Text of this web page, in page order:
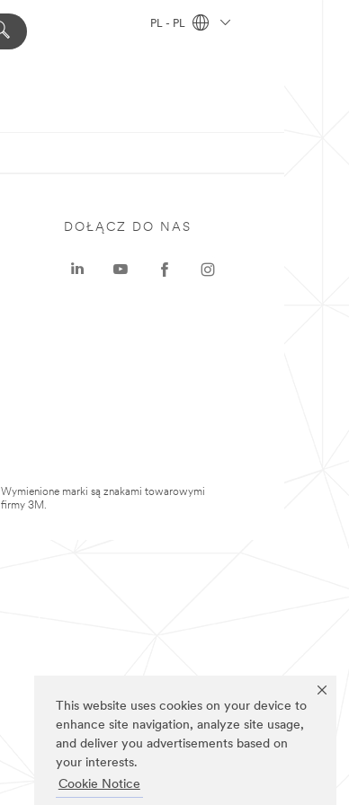
This website uses cookies on your device to
enhance site navigation, analyze site usage,
and deliver you advertisements based on
your interests.
Cookie Notice
PL - PL
DOŁĄCZ DO NAS
Wymienione marki są znakami towarowymi
firmy 3M.